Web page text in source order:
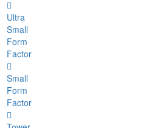
Ultra
Small
Form
Factor
Small
Form
Factor